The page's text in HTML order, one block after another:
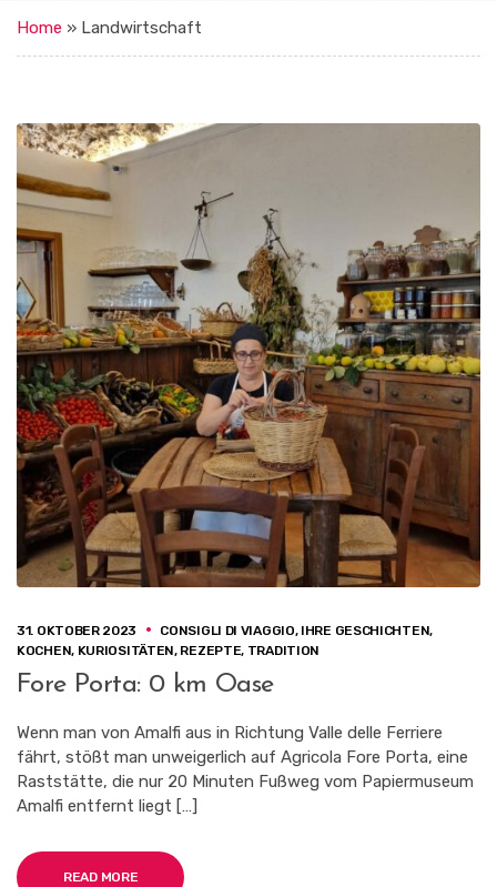
Home » Landwirtschaft
31. OKTOBER 2023 CONSIGLI DI VIAGGIO, IHRE GESCHICHTEN,
KOCHEN, KURIOSITÄTEN, REZEPTE, TRADITION
Fore Porta: 0 km Oase
Wenn man von Amalfi aus in Richtung Valle delle Ferriere
fährt, stößt man unweigerlich auf Agricola Fore Porta, eine
Raststätte, die nur 20 Minuten Fußweg vom Papiermuseum
Amalfi entfernt liegt […]
READ MORE